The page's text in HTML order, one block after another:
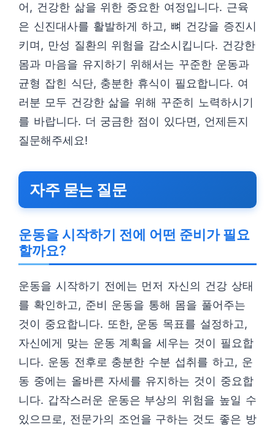
어, 건강한 삶을 위한 중요한 여정입니다. 근육
은 신진대사를 활발하게 하고, 뼈 건강을 증진시
키며, 만성 질환의 위험을 감소시킵니다. 건강한
몸과 마음을 유지하기 위해서는 꾸준한 운동과
균형 잡힌 식단, 충분한 휴식이 필요합니다. 여
러분 모두 건강한 삶을 위해 꾸준히 노력하시기
를 바랍니다. 더 궁금한 점이 있다면, 언제든지
질문해주세요!
자주 묻는 질문
운동을 시작하기 전에 어떤 준비가 필요
할까요?
운동을 시작하기 전에는 먼저 자신의 건강 상태
를 확인하고, 준비 운동을 통해 몸을 풀어주는
것이 중요합니다. 또한, 운동 목표를 설정하고,
자신에게 맞는 운동 계획을 세우는 것이 필요합
니다. 운동 전후로 충분한 수분 섭취를 하고, 운
동 중에는 올바른 자세를 유지하는 것이 중요합
니다. 갑작스러운 운동은 부상의 위험을 높일 수
있으므로, 전문가의 조언을 구하는 것도 좋은 방